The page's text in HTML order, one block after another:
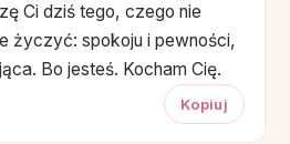
Ci dziś tego, czego nie
życzyć: spokoju i pewności,
Bo jesteś. Kocham Cię.
Kopiuj